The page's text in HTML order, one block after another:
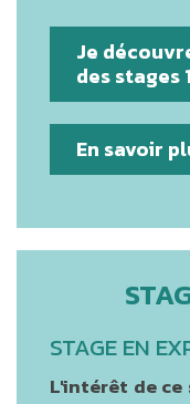
Je
des stages
En savoir
STAGE EN
L'intérêt de ce